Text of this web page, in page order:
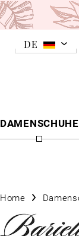
DE
DAMENSCHUHE
Home